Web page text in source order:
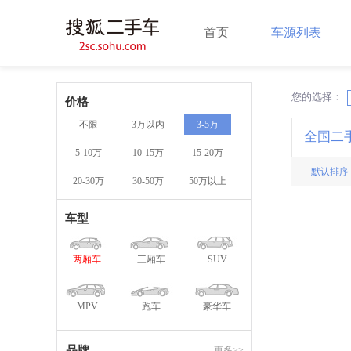
首页 车源列表
价格
不限 3万以内 3-5万
5-10万 10-15万 15-20万
20-30万 30-50万 50万以上
车型
两厢车 三厢车 SUV
MPV 跑车 豪华车
您的选择：
X
全国二
默认排序